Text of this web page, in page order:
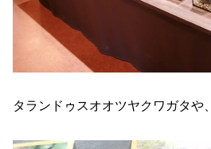
タランドゥスオオツヤクワガタや、